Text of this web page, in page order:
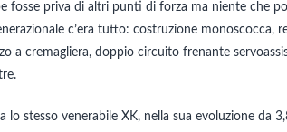
fosse priva di altri punti di forza ma niente che
c’era tutto: costruzione monoscocca,
a cremagliera, doppio circuito frenante
lo stesso venerabile XK, nella sua evoluzione